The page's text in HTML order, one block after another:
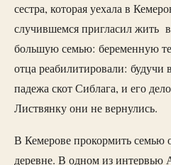
сестра, которая уехала в
случившемся пригласил жить
большую семью: беременную
отца реабилитировали: будучи
падежа скот Сиблага, и его
Листвянку они не вернулись.
В Кемерове прокормить семью
деревне. В одном из интервью